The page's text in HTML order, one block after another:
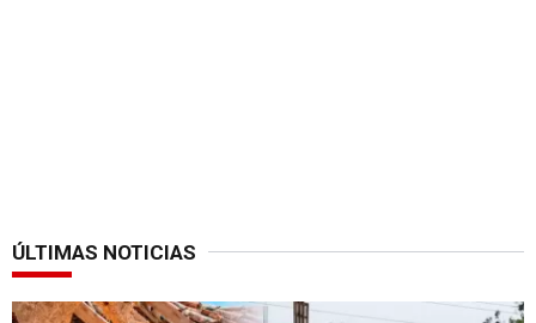
ÚLTIMAS NOTICIAS